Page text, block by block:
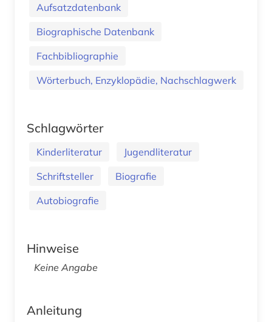
Aufsatzdatenbank
Biographische Datenbank
Fachbibliographie
Wörterbuch, Enzyklopädie, Nachschlagwerk
Schlagwörter
Kinderliteratur
Jugendliteratur
Schriftsteller
Biografie
Autobiografie
Hinweise
Keine Angabe
Anleitung